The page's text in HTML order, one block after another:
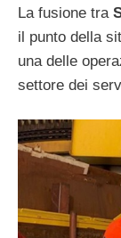
La fusione tra
il punto della
una delle
settore dei